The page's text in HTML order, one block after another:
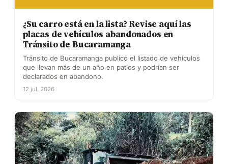
¿Su carro está en la lista? Revise aquí las
placas de vehículos abandonados en
Tránsito de Bucaramanga
Tránsito de Bucaramanga publicó el listado de vehículos
que llevan más de un año en patios y podrían ser
declarados en abandono.
12 jul. 2026